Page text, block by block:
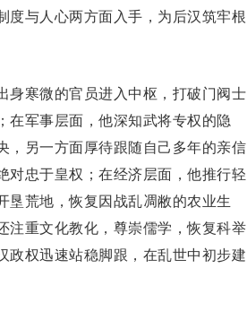
度与人心两方面入手，为后汉筑牢根
寒微的官员进入中枢，打破门阀士
在军事层面，他深知武将专权的隐
，另一方面厚待跟随自己多年的亲信
对忠于皇权；在经济层面，他推行轻
垦荒地，恢复因战乱凋敝的农业生
注重文化教化，尊崇儒学，恢复科举
政权迅速站稳脚跟，在乱世中初步建